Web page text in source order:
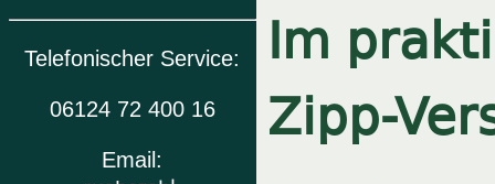
Telefonischer Service:
06124 72 400 16
Email:
Im
Zipp-